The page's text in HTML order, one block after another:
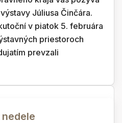
Júliusa Činčára.
v piatok 5. februára
priestoroch
prevzali